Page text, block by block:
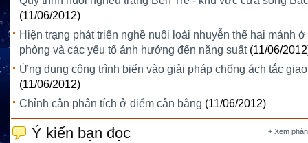
(11/06/2012)
Hiện trạng phát triển nghề nuôi loài nhuyễn thể hai mảnh
phòng và các yếu tố ảnh hưởng đến năng suất (11/06/
Ứng dụng công trình biển vào giải pháp chống ách tắc
(11/06/2012)
Chỉnh cân phân tích ở điểm cân bằng (11/06/2012)
+ Xem
Ý kiến bạn đọc